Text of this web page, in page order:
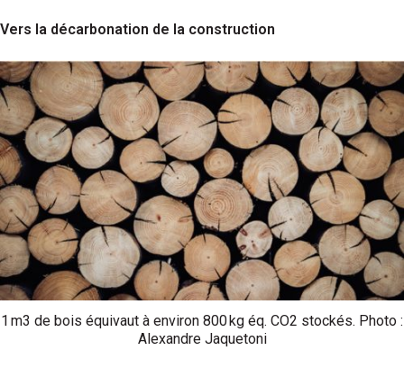
Vers la décarbonation de la construction
1 m3 de bois équivaut à environ 800 kg éq. CO2 stockés. Photo :
Alexandre Jaquetoni